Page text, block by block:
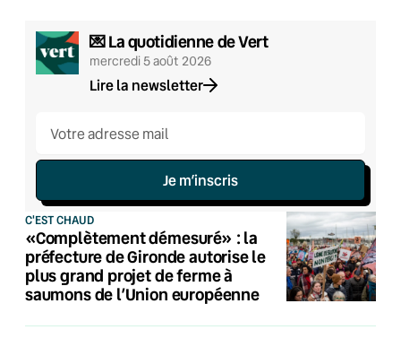
💌 La quotidienne de Vert
Lire la newsletter
mercredi 5 août 2026
Je m’inscris
C'EST CHAUD
«Complètement démesuré» : la
préfecture de Gironde autorise le
plus grand projet de ferme à
saumons de l’Union européenne